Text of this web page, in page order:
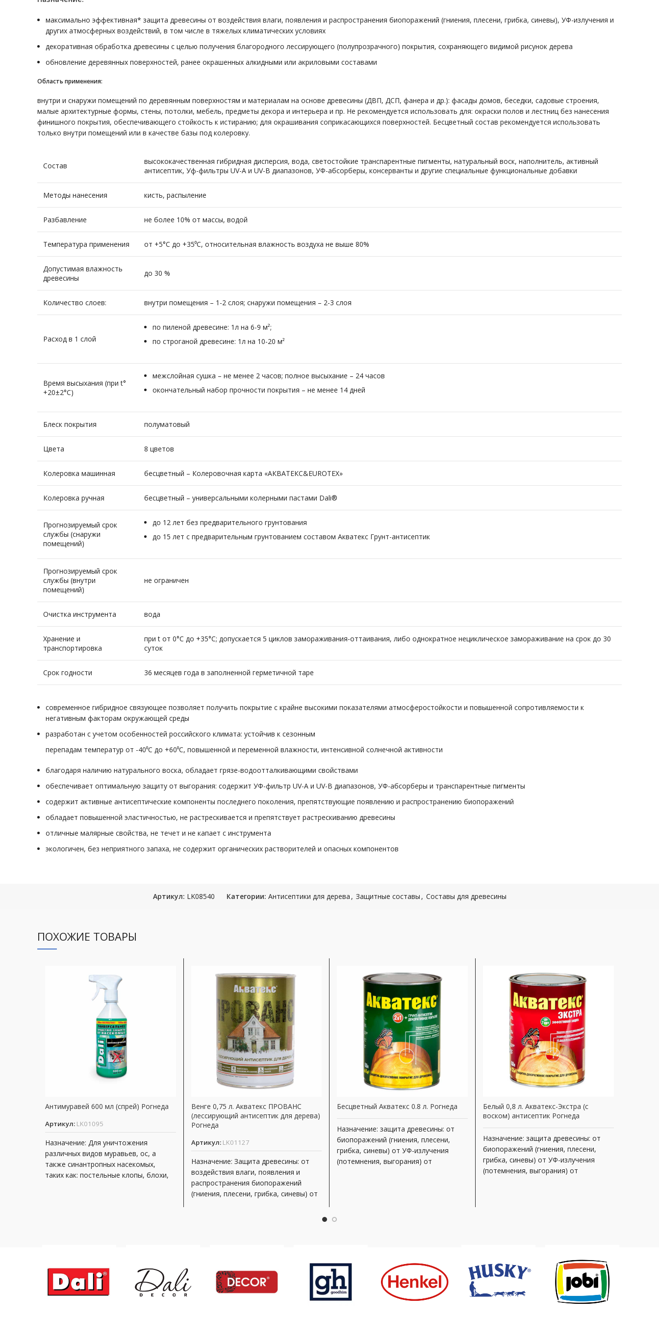
максимально эффективная* защита древесины от воздействия влаги, появления и распространения биопоражений (гниения, плесени, грибка, синевы), УФ-излучения и
других атмосферных воздействий, в том числе в тяжелых климатических условиях
декоративная обработка древесины с целью получения благородного лессирующего (полупрозрачного) покрытия, сохраняющего видимой рисунок дерева
обновление деревянных поверхностей, ранее окрашенных алкидными или акриловыми составами
Область применения:
внутри и снаружи помещений по деревянным поверхностям и материалам на основе древесины (ДВП, ДСП, фанера и др.): фасады домов, беседки, садовые строения,
малые архитектурные формы, стены, потолки, мебель, предметы декора и интерьера и пр. Не рекомендуется использовать для: окраски полов и лестниц без нанесения
финишного покрытия, обеспечивающего стойкость к истиранию; для окрашивания соприкасающихся поверхностей. Бесцветный состав рекомендуется использовать
только внутри помещений или в качестве базы под колеровку.
Состав
высококачественная гибридная дисперсия, вода, светостойкие транспарентные пигменты, натуральный воск, наполнитель, активный
антисептик, Уф-фильтры UV-A и UV-B диапазонов, УФ-абсорберы, консерванты и другие специальные функциональные добавки
Методы нанесения кисть, распыление
Разбавление не более 10% от массы, водой
Температура применения от +5°С до +35⁰С, относительная влажность воздуха не выше 80%
Допустимая влажность
древесины
до 30 %
Количество слоев: внутри помещения – 1-2 слоя; снаружи помещения – 2-3 слоя
Расход в 1 слой
по пиленой древесине: 1л на 6-9 м²;
по строганой древесине: 1л на 10-20 м²
Время высыхания (при t°
+20±2°C)
межслойная сушка – не менее 2 часов; полное высыхание – 24 часов
окончательный набор прочности покрытия – не менее 14 дней
Блеск покрытия полуматовый
Цвета 8 цветов
Колеровка машинная бесцветный – Колеровочная карта «AКВАТЕКС&EUROTEX»
Колеровка ручная бесцветный – универсальными колерными пастами Dali®
Прогнозируемый срок
службы (снаружи
помещений)
до 12 лет без предварительного грунтования
до 15 лет с предварительным грунтованием составом Акватекс Грунт-антисептик
Прогнозируемый срок
службы (внутри
помещений)
не ограничен
Очистка инструмента вода
Хранение и
транспортировка
при t от 0°С до +35°С; допускается 5 циклов замораживания-оттаивания, либо однократное нециклическое замораживание на срок до 30
суток
Срок годности 36 месяцев года в заполненной герметичной таре
современное гибридное связующее позволяет получить покрытие с крайне высокими показателями атмосферостойкости и повышенной сопротивляемости к
негативным факторам окружающей среды
разработан с учетом особенностей российского климата: устойчив к сезонным
перепадам температур от -40⁰С до +60⁰С, повышенной и переменной влажности, интенсивной солнечной активности
благодаря наличию натурального воска, обладает грязе-водоотталкивающими свойствами
обеспечивает оптимальную защиту от выгорания: содержит УФ-фильтр UV-A и UV-B диапазонов, УФ-абсорберы и транспарентные пигменты
содержит активные антисептические компоненты последнего поколения, препятствующие появлению и распространению биопоражений
обладает повышенной эластичностью, не растрескивается и препятствует растрескиванию древесины
отличные малярные свойства, не течет и не капает с инструмента
экологичен, без неприятного запаха, не содержит органических растворителей и опасных компонентов
Артикул: LK08540 Категории: Антисептики для дерева , Защитные составы , Составы для древесины
ПОХОЖИЕ ТОВАРЫ
Антимуравей 600 мл (спрей) Рогнеда
Артикул: LK01095
Назначение: Для уничтожения
различных видов муравьев, ос, а
также синантропных насекомых,
таких как: постельные клопы, блохи,
Венге 0,75 л. Акватекс ПРОВАНС
(лессирующий антисептик для дерева)
Рогнеда
Артикул: LK01127
Назначение: Защита древесины: от
воздействия влаги, появления и
распространения биопоражений
(гниения, плесени, грибка, синевы) от
Бесцветный Акватекс 0.8 л. Рогнеда
Назначение: защита древесины: от
биопоражений (гниения, плесени,
грибка, синевы) от УФ-излучения
(потемнения, выгорания) от
Белый 0,8 л. Акватекс-Экстра (с
воском) антисептик Рогнеда
Назначение: защита древесины: от
биопоражений (гниения, плесени,
грибка, синевы) от УФ-излучения
(потемнения, выгорания) от